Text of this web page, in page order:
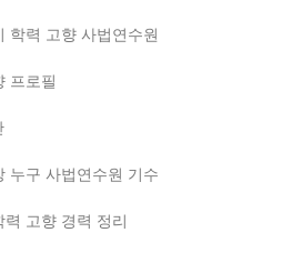
학력 고향 사법연수원
프로필
누구 사법연수원 기수
고향 경력 정리